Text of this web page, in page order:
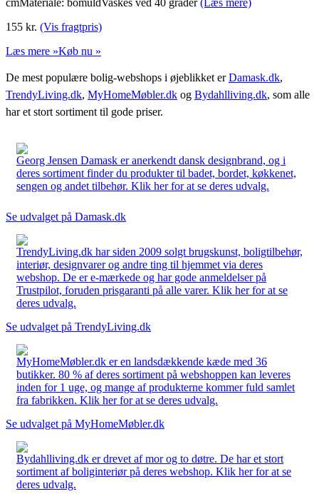
155 kr. (Vis fragtpris)
Læs mere »Køb nu »
De mest populære bolig-webshops i øjeblikket erDamask.dk,
TrendyLiving.dk, MyHomeMøbler.dk og Bydahlliving.dk, som alle
har et stort sortiment til gode priser.
Georg Jensen Damask er anerkendt dansk designbrand, og i
deres sortiment finder du produkter til badet, bordet, køkkenet,
sengen og andet tilbehør. Klik her for at se deres udvalg.
Se udvalget på Damask.dk
TrendyLiving.dk har siden 2009 solgt brugskunst, boligtilbehør,
interiør, designvarer og andre ting til hjemmet via deres
webshop. De er e-mærkede og har gode anmeldelser på
Trustpilot, foruden prisgaranti på alle varer. Klik her for at se
deres udvalg.
Se udvalget på TrendyLiving.dk
MyHomeMøbler.dk er en landsdækkende kæde med 36
butikker. 80 % af deres sortiment på webshoppen kan leveres
inden for 1 uge, og mange af produkterne kommer fuld samlet
fra fabrikken. Klik her for at se deres udvalg.
Se udvalget på MyHomeMøbler.dk
Bydahlliving.dk er drevet af mor og to døtre. De har et stort
sortiment af boliginteriør på deres webshop. Klik her for at se
deres udvalg.